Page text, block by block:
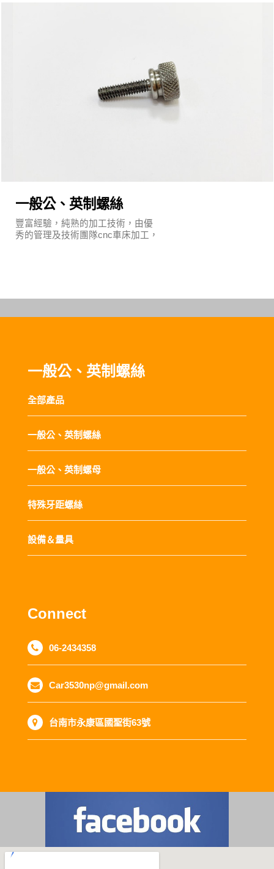
一般公、英制螺絲
全部產品
一般公、英制螺絲
一般公、英制螺母
特殊牙距螺絲
設備＆量具
一般公、英制螺絲
豐富經驗，純熟的加工技術，由優
秀的管理及技術團隊cnc車床加工，
Connect
06-2434358
Car3530np@gmail.com
台南市永康區國聖街63號